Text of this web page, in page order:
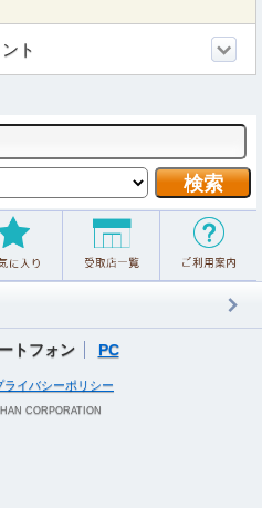
ト
トフォン PC
ライバシーポリシー
CORPORATION